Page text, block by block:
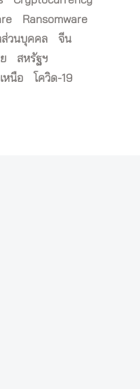
Ransomware
วนบุคคล
จีน
สหรัฐฯ
หนือ โควิด-19